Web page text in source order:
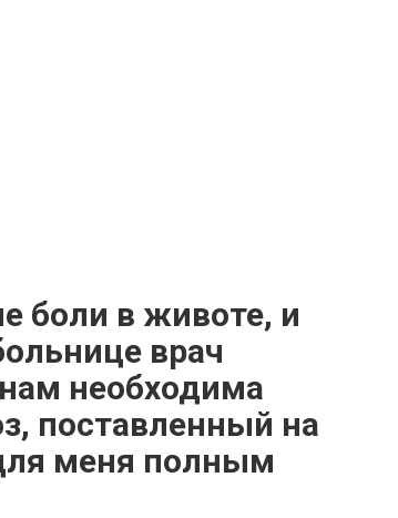
боли в животе, и
врач
необходима
поставленный на
меня полным